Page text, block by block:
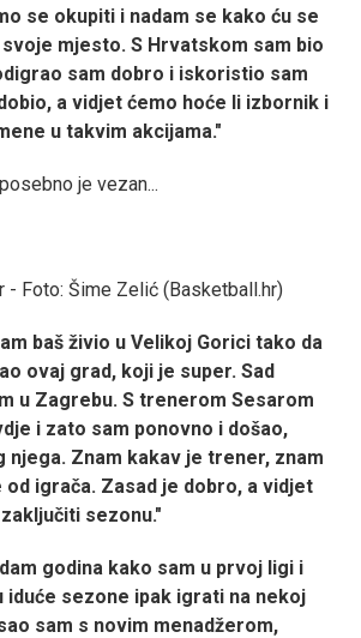
se okupiti i nadam se kako ću se
mjesto. S Hrvatskom sam bio
sam dobro i iskoristio sam
a vidjet ćemo hoće li izbornik i
u takvim akcijama."
je vezan...
- Foto: Šime Zelić (Basketball.hr)
baš živio u Velikoj Gorici tako da
ovaj grad, koji je super. Sad
u Zagrebu. S trenerom Sesarom
i zato sam ponovno i došao,
njega. Znam kakav je trener, znam
igrača. Zasad je dobro, a vidjet
sezonu."
godina kako sam u prvoj ligi i
iduće sezone ipak igrati na nekoj
sam s novim menadžerom,